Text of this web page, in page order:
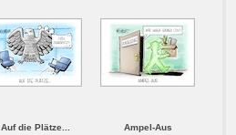
Auf die Plätze...
Ampel-Aus